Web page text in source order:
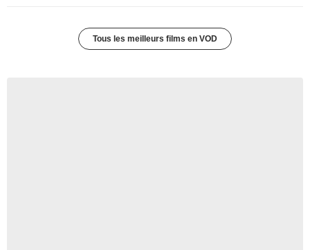
Tous les meilleurs films en VOD